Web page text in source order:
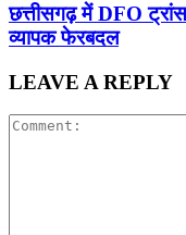
छत्तीसगढ़ में DFO
व्यापक फेरबदल
LEAVE A REPLY